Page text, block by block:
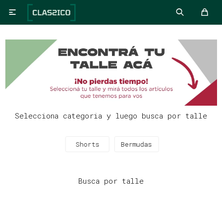

Selecciona categoria y luego busca por talle
Shorts Bermudas
Busca por talle